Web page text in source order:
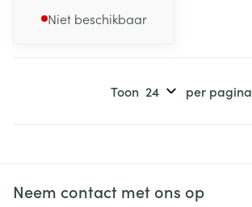
Niet beschikbaar
Toon per pagina
Neem contact met ons op